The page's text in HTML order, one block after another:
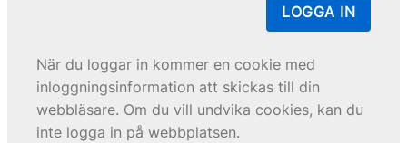
LOGGA IN
När du loggar in kommer en cookie med
inloggningsinformation att skickas till din
webbläsare. Om du vill undvika cookies, kan du
inte logga in på webbplatsen.